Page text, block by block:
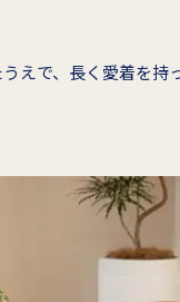
えで、長く愛着を持